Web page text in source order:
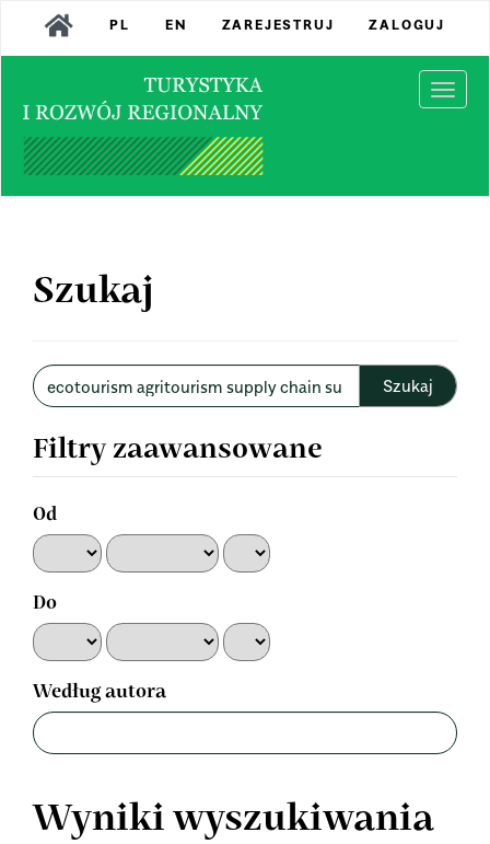
Main
Navigation
Sidebar
PL EN ZAREJESTRUJ ZALOGUJ
Szukaj
Wyszukaj
w
Filtry zaawansowane
Od
Do
Według autora
Wyniki wyszukiwania